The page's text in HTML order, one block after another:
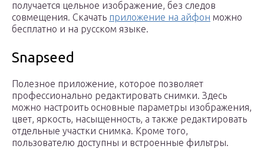
получается цельное изображение, без следов
совмещения. Скачать приложение на айфон можно
бесплатно и на русском языке.
Snapseed
Полезное приложение, которое позволяет
профессионально редактировать снимки. Здесь
можно настроить основные параметры изображения,
цвет, яркость, насыщенность, а также редактировать
отдельные участки снимка. Кроме того,
пользователю доступны и встроенные фильтры.